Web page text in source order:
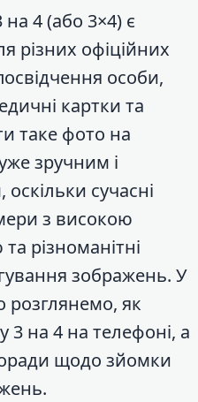
4 (або 3×4) є
різних офіційних
особи,
картки та
таке фото на
зручним і
сучасні
з високою
різноманітні
зображень. У
розглянемо, як
на 4 на телефоні, а
щодо зйомки